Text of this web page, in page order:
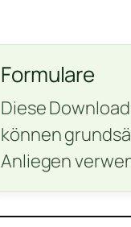
Formulare
Diese
können
Anliegen